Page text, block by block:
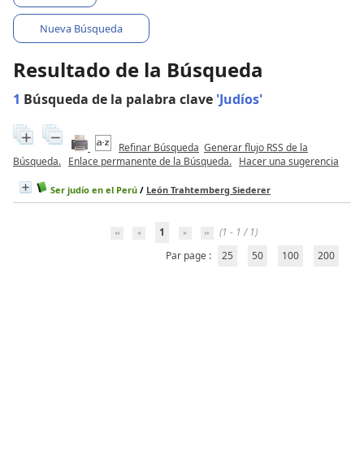
Nueva Búsqueda
Resultado de la Búsqueda
1 Búsqueda de la palabra clave 'Judíos'
Refinar Búsqueda Generar flujo RSS de la
Búsqueda. Enlace permanente de la Búsqueda. Hacer una sugerencia
Ser judío en el Perú / León Trahtemberg Siederer
1
(1 - 1 / 1)
Par page :
25 50 100 200